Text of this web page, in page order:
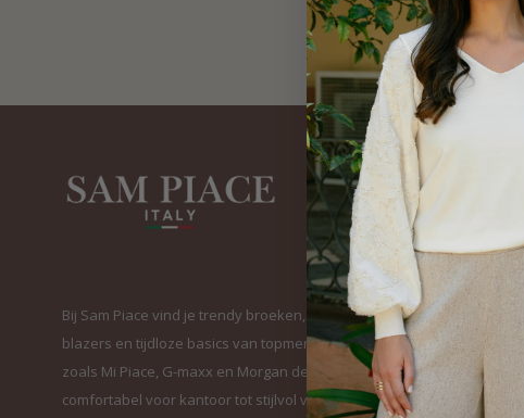
Bij Sam Piace vind je trendy broeken, elegante
blazers en tijdloze basics van topmerken
zoals Mi Piace, G-maxx en Morgan de Toi. Van
comfortabel voor kantoor tot stijlvol voor elke